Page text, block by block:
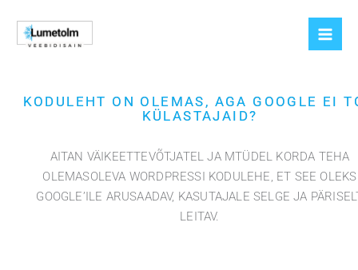
content
KODULEHT ON OLEMAS, AGA GOOGLE EI
KÜLASTAJAID?
AITAN VÄIKEETTEVÕTJATEL JA MTÜDEL KORDA TEHA
OLEMASOLEVA WORDPRESSI KODULEHE, ET SEE OLEKS
GOOGLE’ILE ARUSAADAV, KASUTAJALE SELGE JA
LEITAV.